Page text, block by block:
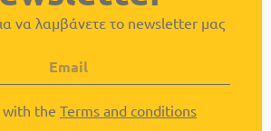
να λαμβάνετε το newsletter μας
with the Terms and conditions